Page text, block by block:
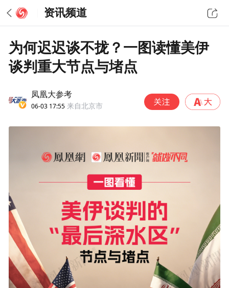
资讯频道
为何迟迟谈不拢？一图读懂美伊
谈判重大节点与堵点
凤凰大参考
06-03 17:55 来自北京市